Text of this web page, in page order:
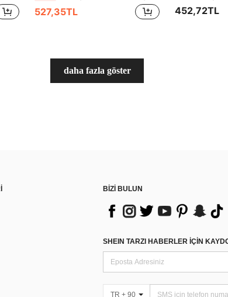
527,35TL 452,72TL
daha fazla göster
BİZİ BULUN
SHEIN TARZI HABERLER IÇIN
TR + 90